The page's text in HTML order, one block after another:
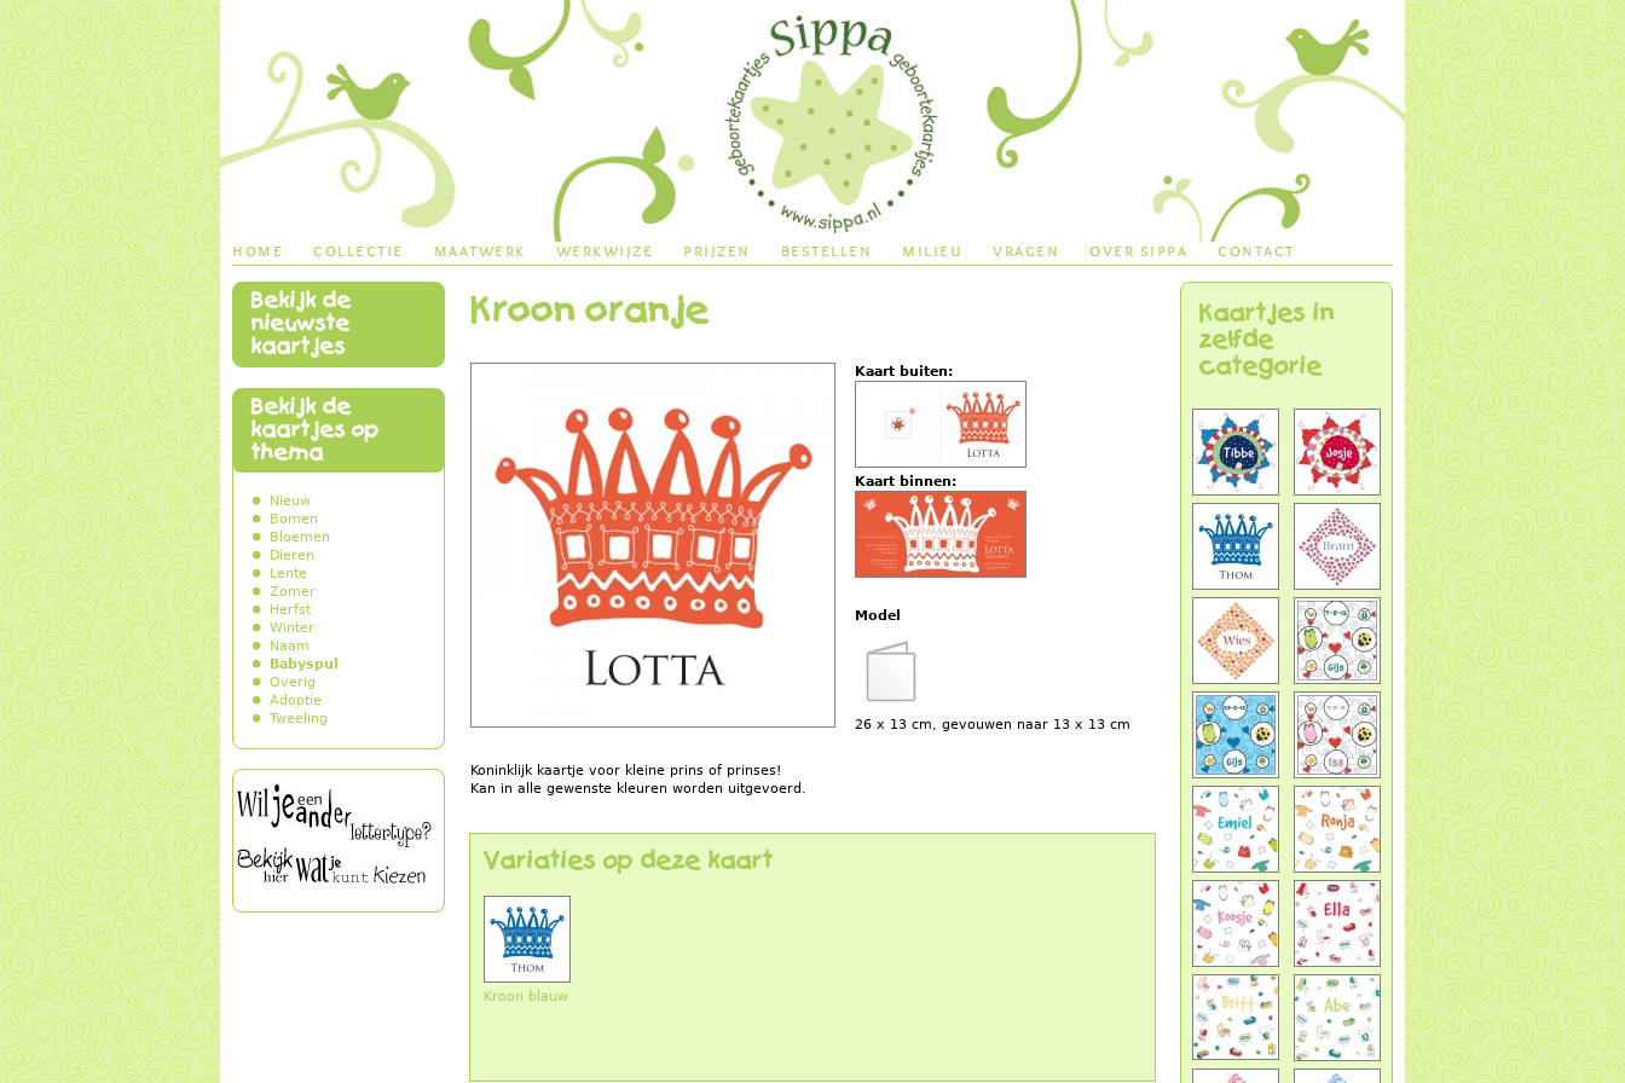
Kroon oranje
Kaart buiten:
Kaart binnen:
Model
26 x 13 cm, gevouwen naar 13 x 13 cm
Koninklijk kaartje voor kleine prins of prinses!
Kan in alle gewenste kleuren worden uitgevoerd.
Variaties op deze kaart
Kroon blauw
main menu
home collectie maatwerk werkwijze prijzen bestellen milieu vragen over sippa contact
Bekijk de
nieuwste
kaartjes
Bekijk de
kaartjes op
thema
Nieuw
Bomen
Bloemen
Dieren
Lente
Zomer
Herfst
Winter
Naam
Babyspul
Overig
Adoptie
Tweeling
Kaartjes in
zelfde
categorie